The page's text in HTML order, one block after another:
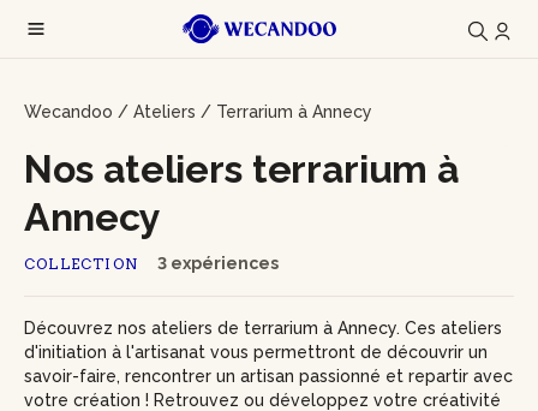
Wecandoo / Ateliers / Terrarium à Annecy
COLLECTION 3 expériences
Nos ateliers terrarium à
Annecy
Découvrez nos ateliers de terrarium à Annecy. Ces ateliers
d'initiation à l'artisanat vous permettront de découvrir un
savoir-faire, rencontrer un artisan passionné et repartir avec
votre création ! Retrouvez ou développez votre créativité